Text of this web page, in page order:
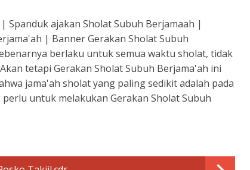
Spanduk ajakan Sholat Subuh Berjamaah |
| Banner Gerakan Sholat Subuh
berlaku untuk semua waktu sholat, tidak
tetapi Gerakan Sholat Subuh Berjama'ah ini
jama'ah sholat yang paling sedikit adalah pada
untuk melakukan Gerakan Sholat Subuh